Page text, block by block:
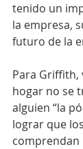
tenido un
la empresa,
futuro de la
Para Griffith,
hogar no se
alguien “la
lograr que
comprendan